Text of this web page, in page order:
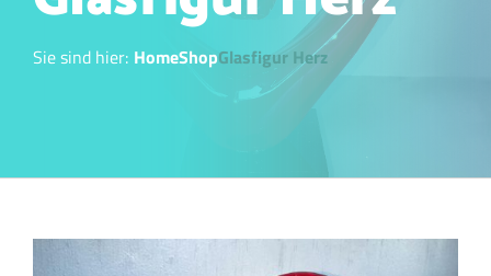
Sie sind hier: HomeShopGlasfigur Herz